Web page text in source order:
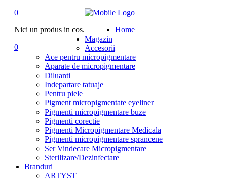
0
Nici un produs in cos.
0
Home
Magazin
Accesorii
Ace pentru micropigmentare
Aparate de micropigmentare
Diluanti
Indepartare tatuaje
Pentru piele
Pigment micropigmentate eyeliner
Pigmenti micropigmentare buze
Pigmenti corectie
Pigmenti Micropigmentare Medicala
Pigmenti micropigmentare sprancene
Ser Vindecare Micropigmentare
Sterilizare/Dezinfectare
Branduri
ARTYST